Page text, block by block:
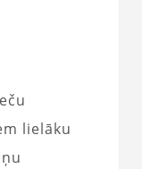
lielāku